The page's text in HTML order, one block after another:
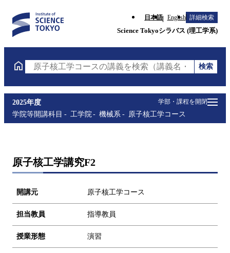
日本語 English 詳細検索
Science Tokyoシラバス (理工学系)
原子核工学コースの講義を検索（講義名・科目コード
検索
学部・課程を開閉
2025年度
学院等開講科目
工学院 機械系 原子核工学コース
原子核工学講究F2
開講元 原子核工学コース
担当教員 指導教員
授業形態 演習